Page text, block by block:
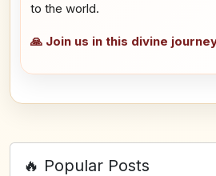
to the world.
🙏 Join us in this divine
🔥 Popular Posts